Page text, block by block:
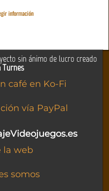
información
sin ánimo de lucro creado
Turnes
café en Ko-Fi
vía PayPal
la web
somos